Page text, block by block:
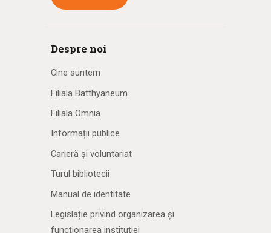
Despre noi
Cine suntem
Filiala Batthyaneum
Filiala Omnia
Informații publice
Carieră și voluntariat
Turul bibliotecii
Manual de identitate
Legislație privind organizarea și
funcționarea instituției